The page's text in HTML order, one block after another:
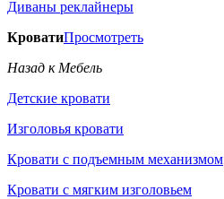
Диваны реклайнеры
КроватиПросмотреть
Назад к Мебель
Детские кровати
Изголовья кровати
Кровати с подъемным механизмом
Кровати с мягким изголовьем